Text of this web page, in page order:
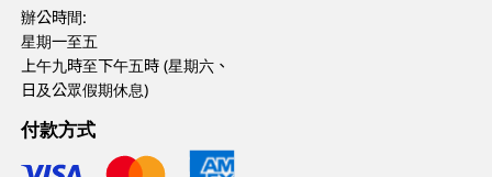
辦公時間:
星期一至五
上午九時至下午五時 (星期六、
日及公眾假期休息)
付款方式